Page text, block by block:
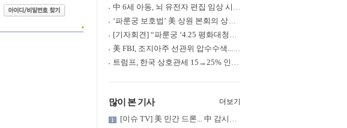
中 6세 아동, 뇌 유전자 편집 임상 시험 중 사망... 의료진 1년간 ....
‘파룬궁 보호법’ 美 상원 본회의 상정... 최종 입법 ‘초읽기’
[기자회견] “파룬궁 ‘4.25 평화대청원’ 기념 & 중공의 션윈 공연 .....
美 FBI, 조지아주 선관위 압수수색... 트럼프 “부정선거 증거 확보....
트럼프, 한국 상호관세 15→25% 인상... “韓 국회 무력합의 미비준”....
많이 본 기사 더보기
[이슈 TV] 美 민간 드론... 中 감시망 뚫고 군함 근접 촬영